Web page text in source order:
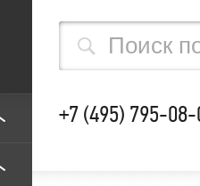
+7 (495) 795-